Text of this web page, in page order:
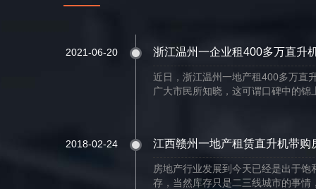
2021-06-20 浙江温州一企业租400多万直升
近日，浙江温州一地产租400多万直
广大市民所知晓，这可谓口碑中的锦
2018-02-24 江西赣州一地产租赁直升机带购
房地产行业发展到今天已经是出于
存，当然库存只是二三线城市的事情